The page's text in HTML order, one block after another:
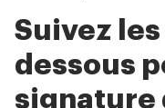
Suivez
dessous
signature